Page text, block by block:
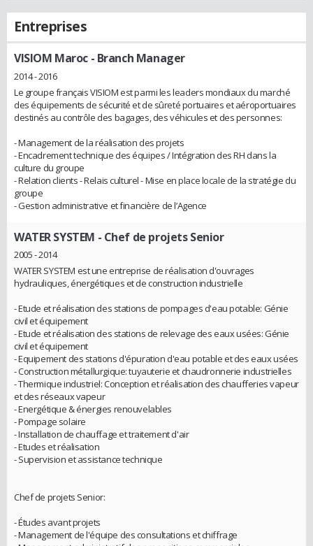
Entreprises
VISIOM Maroc- Branch Manager
2014 - 2016
Le groupe français VISIOM est parmi les leaders mondiaux du marché
des équipements de sécurité et de sûreté portuaires et aéroportuaires
destinés au contrôle des bagages, des véhicules et des personnes:
- Management de la réalisation des projets
- Encadrement technique des équipes / Intégration des RH dans la
culture du groupe
- Relation clients - Relais culturel - Mise en place locale de la stratégie du
groupe
- Gestion administrative et financière de l’Agence
WATER SYSTEM - Chef de projets Senior
2005 - 2014
WATER SYSTEM est une entreprise de réalisation d'ouvrages
hydrauliques, énergétiques et de construction industrielle
- Etude et réalisation des stations de pompages d'eau potable: Génie
civil et équipement
- Etude et réalisation des stations de relevage des eaux usées: Génie
civil et équipement
- Equipement des stations d'épuration d'eau potable et des eaux usées
- Construction métallurgique: tuyauterie et chaudronnerie industrielles
- Thermique industriel: Conception et réalisation des chaufferies vapeur
et des réseaux vapeur
- Energétique & énergies renouvelables
- Pompage solaire
- Installation de chauffage et traitement d'air
- Etudes et réalisation
- Supervision et assistance technique
Chef de projets Senior:
- Études avant projets
- Management de l'équipe des consultations et chiffrage